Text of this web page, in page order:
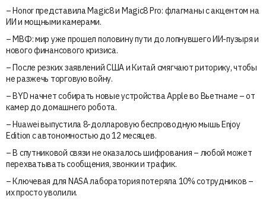
– Honor представила Magic8 и Magic8 Pro: флагманы с акцентом на
ИИ и мощными камерами.
– МВФ: мир уже прошел половину пути до лопнувшего ИИ-пузыря и
нового финансового кризиса.
– После резких заявлений США и Китай смягчают риторику, чтобы
не разжечь торговую войну.
– BYD начнет собирать новые устройства Apple во Вьетнаме – от
камер до домашнего робота.
– Huawei выпустила 8-долларовую беспроводную мышь Enjoy
Edition с автономностью до 12 месяцев.
– В спутниковой связи не оказалось шифрования – любой может
перехватывать сообщения, звонки и трафик.
– Ключевая для NASA лаборатория потеряла 10% сотрудников –
их просто уволили.